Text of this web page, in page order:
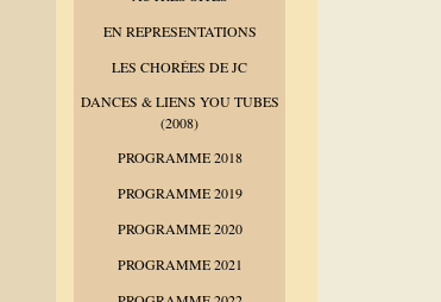
EN REPRESENTATIONS
LES CHORÉES DE JC
DANCES & LIENS YOU TUBES
(2008)
PROGRAMME 2018
PROGRAMME 2019
PROGRAMME 2020
PROGRAMME 2021